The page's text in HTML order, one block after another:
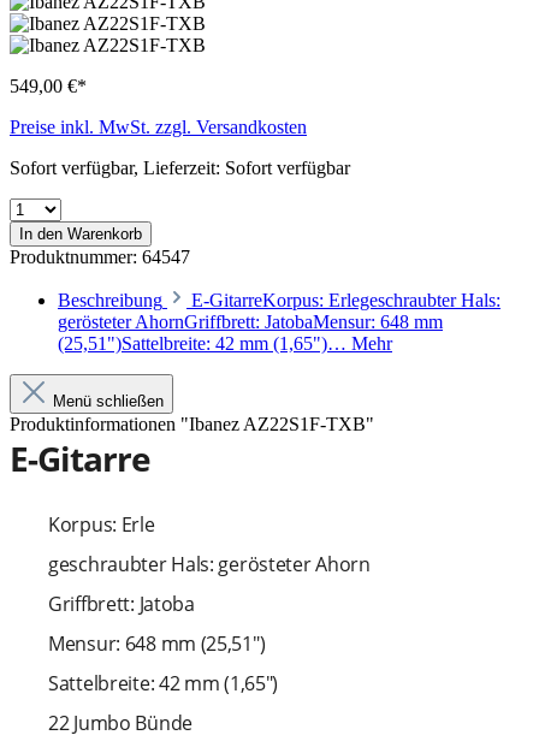
549,00 €*
Preise inkl. MwSt. zzgl. Versandkosten
Sofort verfügbar, Lieferzeit: Sofort verfügbar
In den Warenkorb
Produktnummer: 64547
Beschreibung
E-GitarreKorpus: Erlegeschraubter Hals:
gerösteter AhornGriffbrett: JatobaMensur: 648 mm
(25,51")Sattelbreite: 42 mm (1,65")… Mehr
Menü schließen
Produktinformationen "Ibanez AZ22S1F-TXB"
E-Gitarre
Korpus: Erle
geschraubter Hals: gerösteter Ahorn
Griffbrett: Jatoba
Mensur: 648 mm (25,51")
Sattelbreite: 42 mm (1,65")
22 Jumbo Bünde